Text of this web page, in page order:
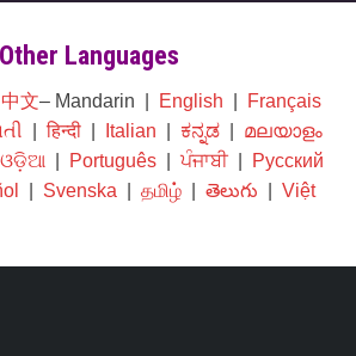
Other Languages
中文– Mandarin | English
Français
|हिन्दी| Italian ಕನ್ನಡ| മലയാളം
ଓଡ଼ିଆ| Português| ਪੰਜਾਬੀ|
Русский
Svenska தமிழ்| తెలుగు Việt